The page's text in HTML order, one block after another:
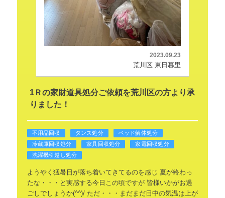
2023.09.23
荒川区 東日暮里
1Ｒの家財道具処分ご依頼を荒川区の方より承
りました！
不用品回収 タンス処分
ベッド解体処分
冷蔵庫回収処分
家具回収処分
家電回収処分
洗濯機引越し処分
ようやく猛暑日が落ち着いてきてるのを感じ 夏が終わっ
たな・・・と実感する今日この頃ですが皆様いかがお過
ごしでしょうか(^^)/ ただ・・・まだまだ日中の気温は上が